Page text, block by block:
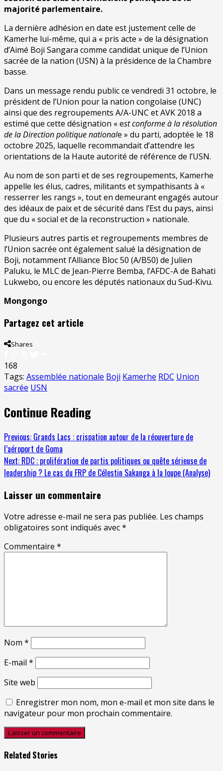
majorité parlementaire.
La dernière adhésion en date est justement celle de
Kamerhe lui-même, qui a « pris acte » de la désignation
d’Aimé Boji Sangara comme candidat unique de l’Union
sacrée de la nation (USN) à la présidence de la Chambre
basse.
Dans un message rendu public ce vendredi 31 octobre, le
président de l’Union pour la nation congolaise (UNC)
ainsi que des regroupements A/A-UNC et AVK 2018 a
estimé que cette désignation « est conforme à la résolution
de la Direction politique nationale » du parti, adoptée le 18
octobre 2025, laquelle recommandait d’attendre les
orientations de la Haute autorité de référence de l’USN.
Au nom de son parti et de ses regroupements, Kamerhe
appelle les élus, cadres, militants et sympathisants à «
resserrer les rangs », tout en demeurant engagés autour
des idéaux de paix et de sécurité dans l’Est du pays, ainsi
que du « social et de la reconstruction » nationale.
Plusieurs autres partis et regroupements membres de
l’Union sacrée ont également salué la désignation de
Boji, notamment l’Alliance Bloc 50 (A/B50) de Julien
Paluku, le MLC de Jean-Pierre Bemba, l’AFDC-A de Bahati
Lukwebo, ou encore les députés nationaux du Sud-Kivu.
Mongongo
Partagez cet article
Shares
168
Tags: Assemblée nationale Boji Kamerhe RDC Union
sacrée USN
Continue Reading
Previous: Grands Lacs : crispation autour de la réouverture de
l’aéroport de Goma
Next: RDC : prolifération de partis politiques ou quête sérieuse de
leadership ? Le cas du FRP de Célestin Sakanga à la loupe (Analyse)
Laisser un commentaire
Votre adresse e-mail ne sera pas publiée. Les champs
obligatoires sont indiqués avec*
Commentaire *
Nom *
E-mail *
Site web
Enregistrer mon nom, mon e-mail et mon site dans le
navigateur pour mon prochain commentaire.
Related Stories